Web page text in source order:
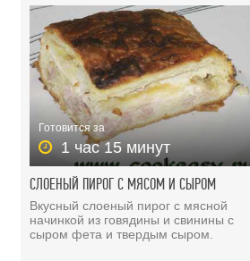
Готовится за
1 час 15 минут
СЛОЕНЫЙ ПИРОГ С МЯСОМ И СЫРОМ
Вкусный слоеный пирог с мясной
начинкой из говядины и свинины с
сыром фета и твердым сыром.